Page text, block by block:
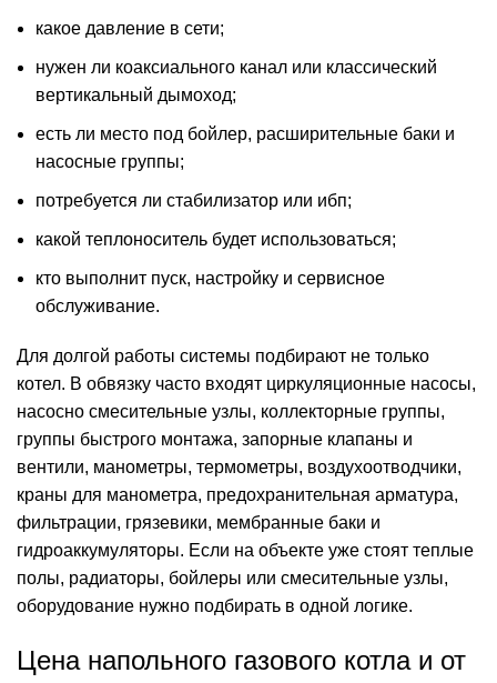
какое давление в сети;
нужен ли коаксиального канал или классический
вертикальный дымоход;
есть ли место под бойлер, расширительные баки и
насосные группы;
потребуется ли стабилизатор или ибп;
какой теплоноситель будет использоваться;
кто выполнит пуск, настройку и сервисное
обслуживание.
Для долгой работы системы подбирают не только
котел. В обвязку часто входят циркуляционные насосы,
насосно смесительные узлы, коллекторные группы,
группы быстрого монтажа, запорные клапаны и
вентили, манометры, термометры, воздухоотводчики,
краны для манометра, предохранительная арматура,
фильтрации, грязевики, мембранные баки и
гидроаккумуляторы. Если на объекте уже стоят теплые
полы, радиаторы, бойлеры или смесительные узлы,
оборудование нужно подбирать в одной логике.
Цена напольного газового котла и от